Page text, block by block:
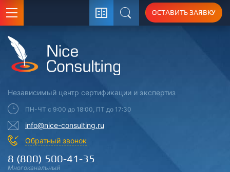
Поиск
ОСТАВИТЬ ЗАЯВКУ
Независимый центр сертификации и экспертиз
ПН-ЧТ с 9:00 до 18:00, ПТ до 17:30
info@nice-consulting.ru
Обратный звонок
8 (800) 500-41-35
Многоканальный